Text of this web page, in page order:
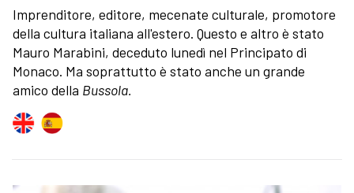
Imprenditore, editore, mecenate culturale, promotore
della cultura italiana all'estero. Questo e altro è stato
Mauro Marabini, deceduto lunedì nel Principato di
Monaco. Ma soprattutto è stato anche un grande
amico della Bussola.